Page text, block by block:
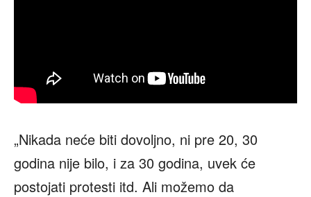
„Nikada neće biti dovoljno, ni pre 20, 30
godina nije bilo, i za 30 godina, uvek će
postojati protesti itd. Ali možemo da